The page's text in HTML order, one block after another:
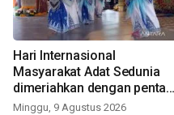
Hari Internasional
Masyarakat Adat Sedunia
dimeriahkan dengan pentas
seni budaya Bali
Minggu, 9 Agustus 2026